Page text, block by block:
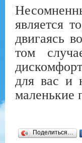
является
двигаясь
том
для вас и
маленькие
Поделиться…